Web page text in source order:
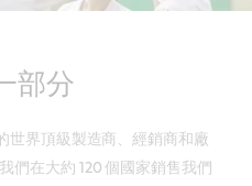
部分
世界頂級製造商、經銷商和廠
們在大約 120 個國家銷售我們